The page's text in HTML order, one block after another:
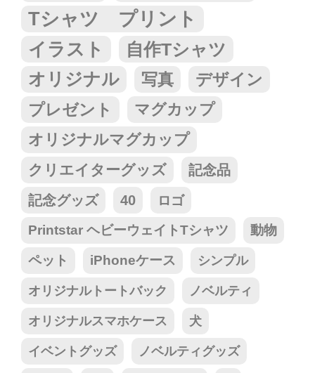
Tシャツ プリント
イラスト 自作Tシャツ
オリジナル 写真
デザイン
プレゼント
マグカップ
オリジナルマグカップ
クリエイターグッズ
記念品
記念グッズ
40 ロゴ
Printstar ヘビーウェイトTシャツ 動物
ペット iPhoneケース シンプル
オリジナルトートバック ノベルティ
オリジナルスマホケース 犬
イベントグッズ ノベルティグッズ